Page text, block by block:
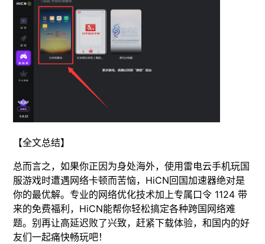
【全文总结】
总而言之，如果你正因为身处海外，使用雷电云手机玩国
服游戏时遭遇网络卡顿而苦恼，HiCN回国加速器绝对是
你的最优解。专业的网络优化技术加上专属口令 1124 带
来的免费福利，HiCN能帮你轻松搞定各种跨国网络难
题。别再让高延迟败了兴致，赶紧下载体验，和国内的好
友们一起痛快畅玩吧！